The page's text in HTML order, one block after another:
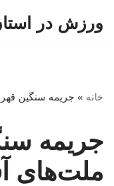
ورزش در
خانه » جریمه سنگین
جریمه
ملت‌های